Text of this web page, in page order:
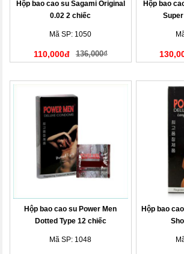
Hộp bao cao su Sagami Original
0.02 2 chiếc
Mã SP: 1050
110,000đ 136,000₫
Hộp bao
Hộp bao cao su Power Men
Dotted Type 12 chiếc
Mã SP: 1048
Hộp bao